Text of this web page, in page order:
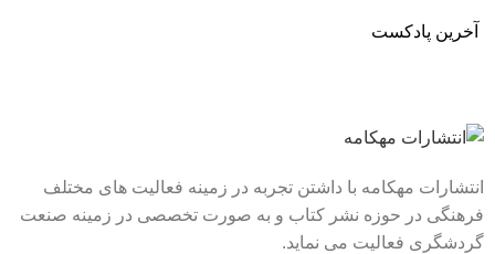
آخرین پادکست
انتشارات مهکامه با داشتن تجربه در زمینه فعالیت های مختلف
فرهنگی در حوزه نشر کتاب و به صورت تخصصی در زمینه صنعت
گردشگری فعالیت می نماید.